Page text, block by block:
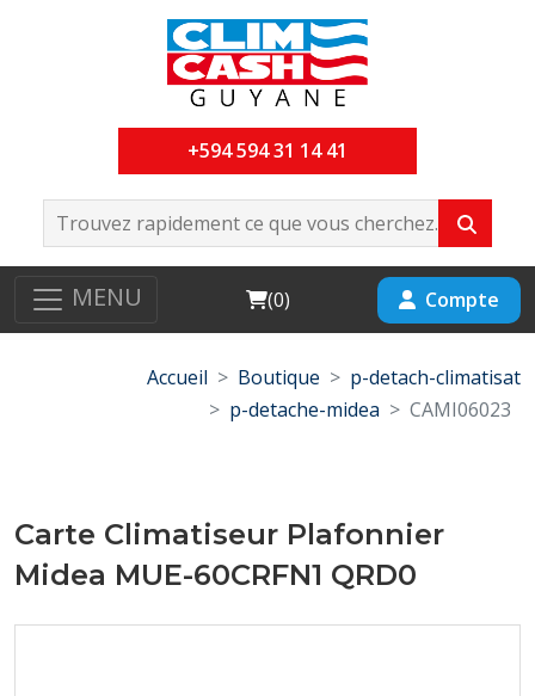
+594 594 31 14 41
MENU Cart
(0) Compte
Accueil Boutique
p-detach-climatisat
p-detache-midea
CAMI06023
Carte Climatiseur Plafonnier
Midea MUE-60CRFN1 QRD0